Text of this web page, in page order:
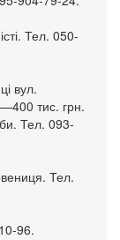
Тел. 050-
вул.
тис. грн.
Тел. 093-
Тел.
96.